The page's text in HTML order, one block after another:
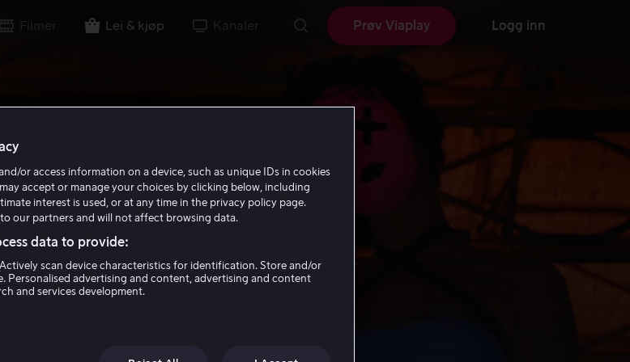
Filmer Lei & kjøp Kanaler Prøv Viaplay Logg inn
or access information on a device, such as unique IDs in cookies
accept or manage your choices by clicking below, including
interest is used, or at any time in the privacy policy page.
our partners and will not affect browsing data.
data to provide:
scan device characteristics for identification. Store and/or
Personalised advertising and content, advertising and content
and services development.